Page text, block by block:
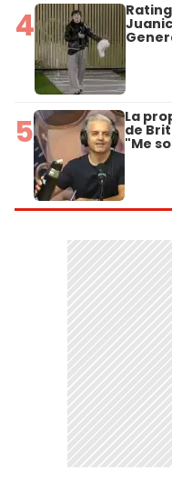
4
5 La
de
"Me